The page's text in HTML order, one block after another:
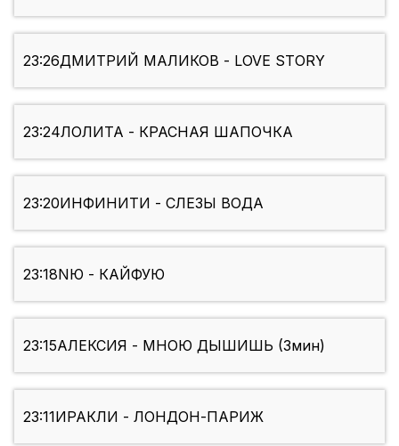
23:26ДМИТРИЙ МАЛИКОВ - LOVE STORY
23:24ЛОЛИТА - КРАСНАЯ ШАПОЧКА
23:20ИНФИНИТИ - СЛЕЗЫ ВОДА
23:18NЮ - КАЙФУЮ
23:15АЛЕКСИЯ - МНОЮ ДЫШИШЬ (3мин)
23:11ИРАКЛИ - ЛОНДОН-ПАРИЖ